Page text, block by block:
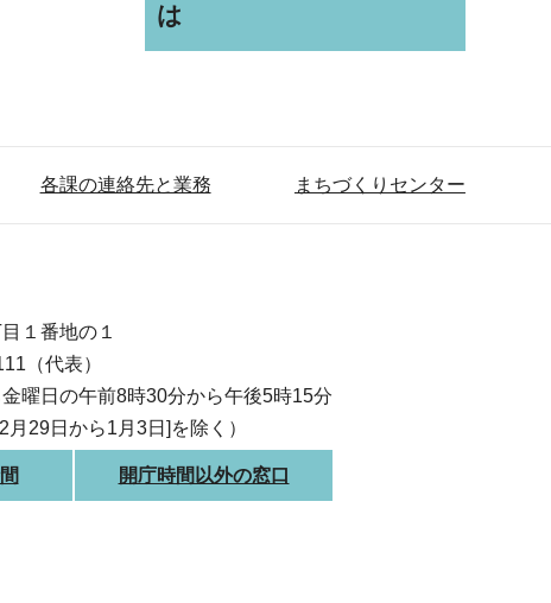
は
各課の連絡先と業務 まちづくりセンター
１番地の１
（代表）
曜日の午前8時30分から午後5時15分
月29日から1月3日]を除く）
開庁時間以外の窓口